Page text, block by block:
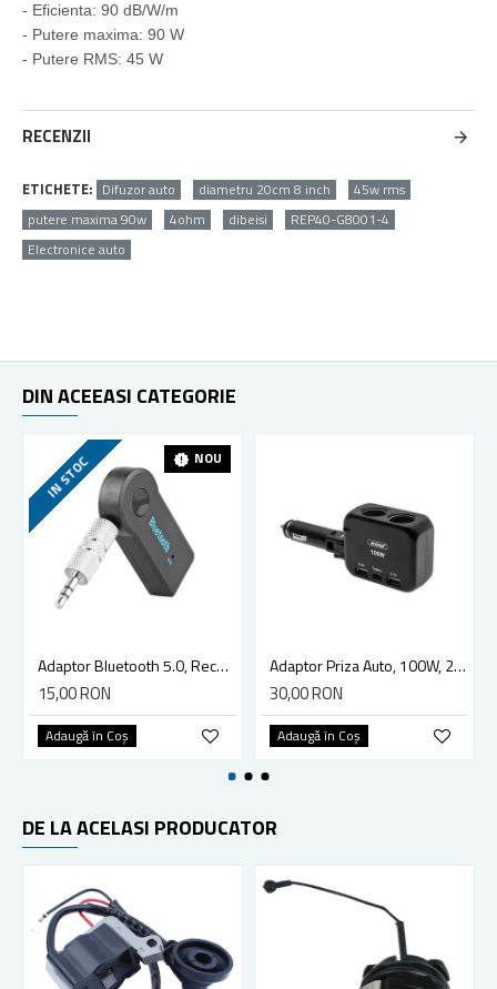
- Eficienta: 90 dB/W/m
- Putere maxima: 90 W
- Putere RMS: 45 W
RECENZII
ETICHETE: Difuzor auto diametru 20cm 8 inch
45w rms
putere maxima 90w
4ohm dibeisi
REP40-G8001-4
Electronice auto
DIN ACEEASI CATEGORIE
NOU
IN STOC
Adaptor Bluetooth 5.0, Receiver Audio cu Port AUX 3.5 mm, portabil
15,00 RON
Adaugă în Coş
Adaptor Priza Auto, 100W, 2 x Soclu Auto, 2 x USB-A, 1 X USB-C, Rotire 90°, 12/24V
30,00 RON
Adaugă în Coş
DE LA ACELASI PRODUCATOR